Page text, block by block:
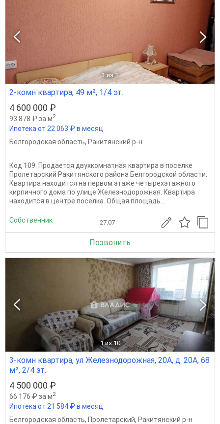
1 из 1
2-комн квартира, 49 м², 1/4 эт.
4 600 000 ₽
93 878 ₽ за м2
Ипотека от 22 063 ₽ в месяц
Белгородская область, Ракитянский р-н
Код 109. Продается двухкомнатная квартира в поселке
Пролетарский Ракитянского района Белгородской области.
Квартира находится на первом этаже четырехэтажного
кирпичного дома по улице Железнодорожная. Квартира
находится в центре поселка. Общая площадь...
Собственник 27.07
Позвонить
1 из 10
3-комн квартира, ул Железнодорожная, 20А, д. 20А, 68
м², 2/4 эт.
4 500 000 ₽
66 176 ₽ за м2
Ипотека от 21 584 ₽ в месяц
Белгородская область, Пролетарский, Ракитянский р-н